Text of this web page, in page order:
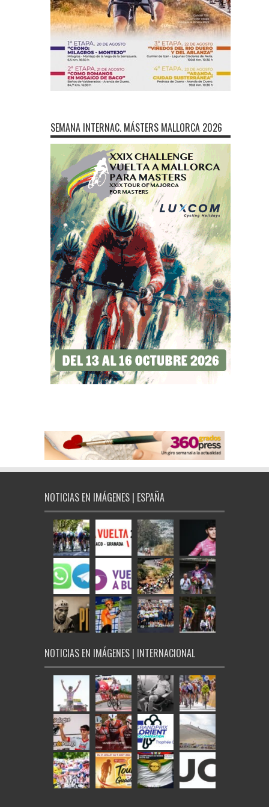
SEMANA INTERNAC. MÁSTERS MALLORCA 2026
NOTICIAS EN IMÁGENES | ESPAÑA
NOTICIAS EN IMÁGENES | INTERNACIONAL